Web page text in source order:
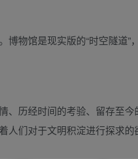
物馆是现实版的“时空隧道”
、历经时间的考验、留存至
人们对于文明积淀进行探求